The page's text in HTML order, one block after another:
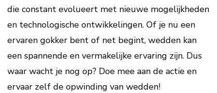
die constant evolueert met nieuwe mogelijkheden
en technologische ontwikkelingen. Of je nu een
ervaren gokker bent of net begint, wedden kan
een spannende en vermakelijke ervaring zijn. Dus
waar wacht je nog op? Doe mee aan de actie en
ervaar zelf de opwinding van wedden!